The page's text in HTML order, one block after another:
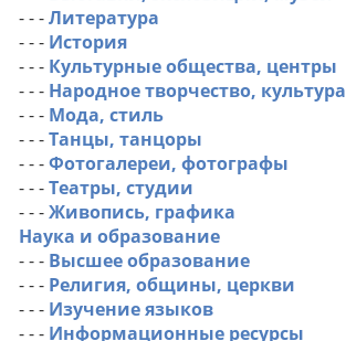
- - -Литература
- - - История
- - - Культурные общества, центры
- - - Народное творчество, культура
- - - Мода, стиль
- - -Танцы, танцоры
- - -Фотогалереи, фотографы
- - -Театры, студии
- - -Живопись, графика
Наука и образование
- - - Высшее образование
- - - Религия, общины, церкви
- - - Изучение языков
- - - Информационные ресурсы